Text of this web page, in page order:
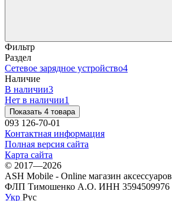
Фильтр
Раздел
Cетевое зарядное устройство4
Наличие
В наличии3
Нет в наличии1
Показать 4 товара
093 126-70-01
Контактная информация
Полная версия сайта
Карта сайта
© 2017—2026
ASH Mobile - Online магазин аксессуаров
ФЛП Тимошенко А.О. ИНН 3594509976
Укр Рус